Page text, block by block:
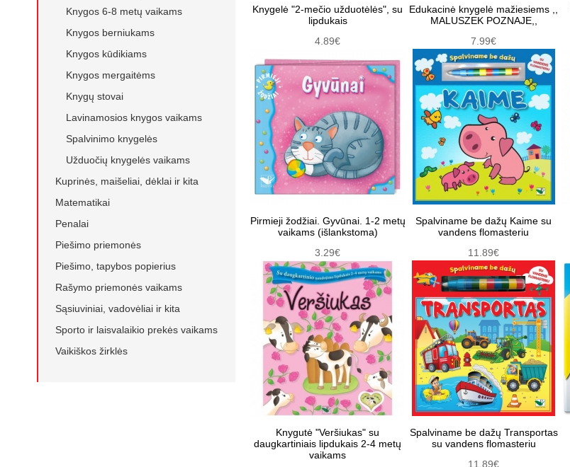
Knygos 6-8 metų vaikams
Knygos berniukams
Knygos kūdikiams
Knygos mergaitėms
Knygų stovai
Lavinamosios knygos vaikams
Spalvinimo knygelės
Užduočių knygelės vaikams
Kuprinės, maišeliai, dėklai ir kita
Matematikai
Penalai
Piešimo priemonės
Piešimo, tapybos popierius
Rašymo priemonės vaikams
Sąsiuviniai, vadovėliai ir kita
Sporto ir laisvalaikio prekės vaikams
Vaikiškos žirklės
Knygelė "2-mečio užduotėlės", su
lipdukais
4.89€
Edukacinė knygelė mažiesiems ,,
MALUSZEK POZNAJE,,
7.99€
Pirmieji žodžiai. Gyvūnai. 1-2 metų
vaikams (išlankstoma)
3.29€
Spalviname be dažų Kaime su
vandens flomasteriu
11.89€
Knygutė "Veršiukas" su
daugkartiniais lipdukais 2-4 metų
vaikams
Spalviname be dažų Transportas
su vandens flomasteriu
11.89€